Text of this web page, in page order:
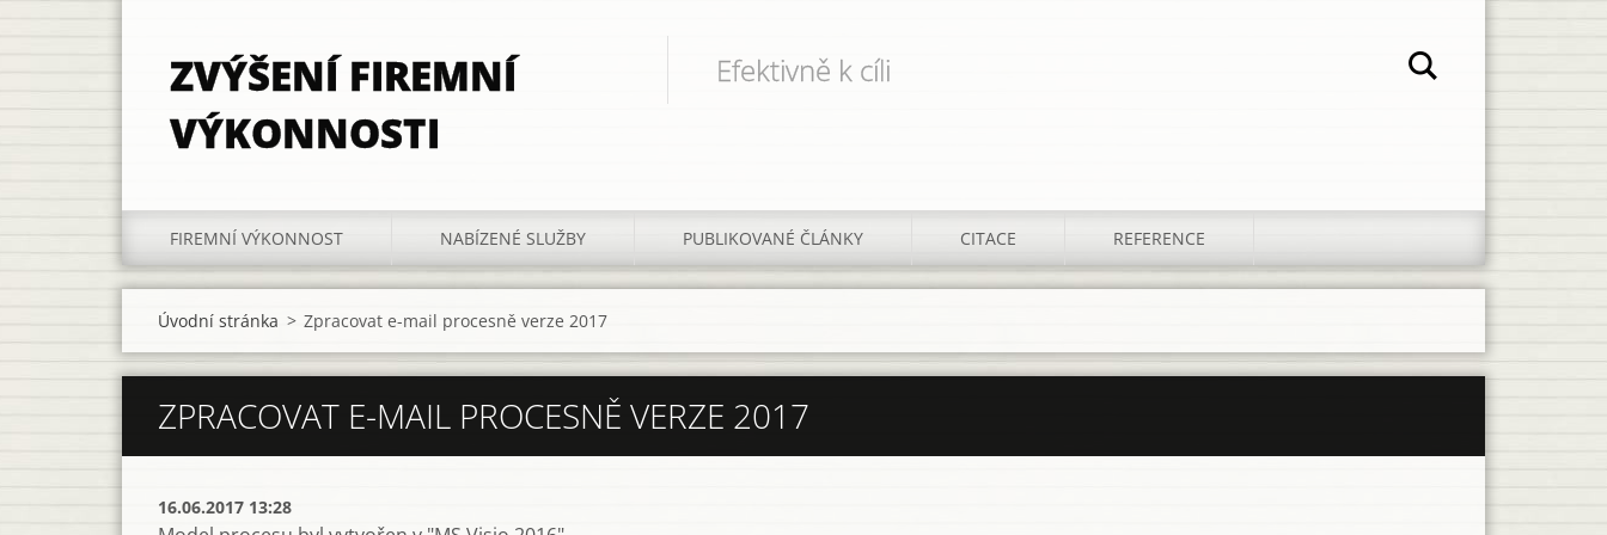
ZVÝŠENÍ FIREMNÍ
VÝKONNOSTI
Efektivně k cíli
FIREMNÍ VÝKONNOST NABÍZENÉ SLUŽBY PUBLIKOVANÉ ČLÁNKY CITACE REFERENCE
Úvodní stránka > Zpracovat e-mail procesně verze 2017
ZPRACOVAT E-MAIL PROCESNĚ VERZE 2017
16.06.2017 13:28